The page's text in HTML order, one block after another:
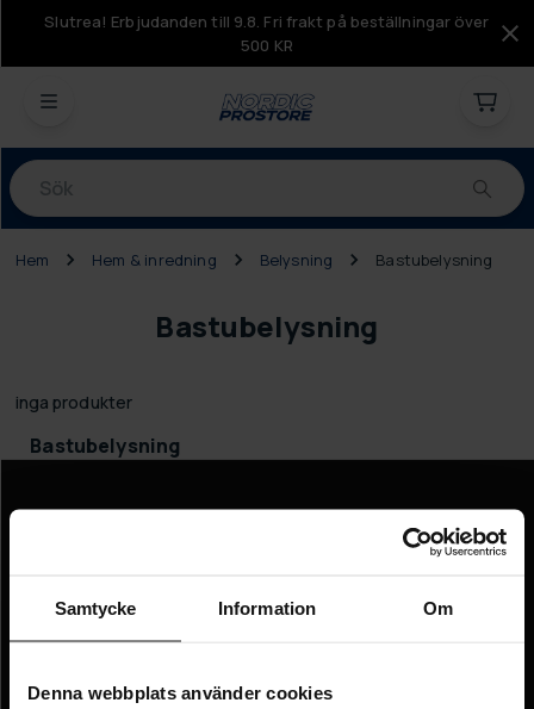
Samtycke Information Om
Denna webbplats använder cookies
Slutrea! Erbjudanden till 9.8. Fri frakt på beställningar över
500 KR
Produkter
Hem Hem & inredning Belysning Bastubelysning
Bastubelysning
inga produkter
Bastubelysning
Om oss